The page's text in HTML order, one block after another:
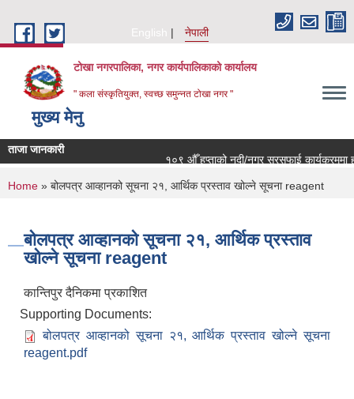
English
नेपाली
टोखा नगरपालिका, नगर कार्यपालिकाको कार्यालय
" कला संस्कृतियुक्त, स्वच्छ समुन्‍नत टोखा नगर "
मुख्य मेनु
ताजा जानकारी
१०९ औँ हप्ताको नदी/नगर सरसफाई कार्यक्रममा
You are here
Home » बोलपत्र आव्हानको सूचना २१, आर्थिक प्रस्ताव खोल्ने सूचना reagent
बोलपत्र आव्हानको सूचना २१, आर्थिक प्रस्ताव
खोल्ने सूचना reagent
कान्तिपुर दैनिकमा प्रकाशित
Supporting Documents:
बोलपत्र आव्हानको सूचना २१, आर्थिक प्रस्ताव खोल्ने सूचना
reagent.pdf